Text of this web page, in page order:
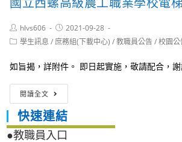
大
好，
「111
薪
所
受
人
Post
author:
hlvs606
Post
published:
2021-09-28
Post學生訊息 /庶務組(下載中心) /教職員公告/校園公
如旨揭，詳附件。 即日起實施，敬請配合，
閱讀全文
立
螺
快速連結
●教職員入口